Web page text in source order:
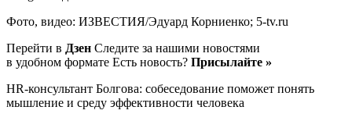
Фото, видео: ИЗВЕСТИЯ/Эдуард Корниенко; 5-tv.ru
Перейти в Дзен Следите за нашими новостями
в удобном формате Есть новость? Присылайте »
НR-консультант Болгова: собеседование поможет понять
мышление и среду эффективности человека